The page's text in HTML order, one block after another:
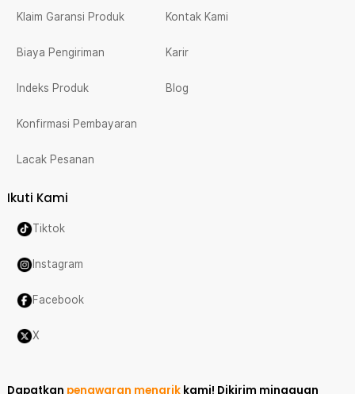
Klaim Garansi Produk
Biaya Pengiriman
Indeks Produk
Konfirmasi Pembayaran
Lacak Pesanan
Kontak Kami
Karir
Blog
Ikuti Kami
Tiktok
Instagram
Facebook
X
Dapatkan penawaran menarik kami! Dikirim mingguan